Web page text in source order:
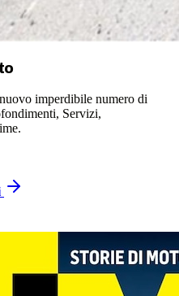
imperdibile numero di
Servizi,